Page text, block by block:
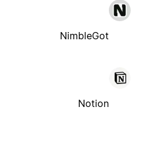
NimbleGot
Notion